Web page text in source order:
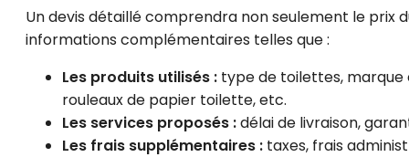
Un devis détaillé comprendra non seulement le prix
informations complémentaires telles que :
Les produits utilisés : type de toilettes, marque
rouleaux de papier toilette, etc.
Les services proposés :délai de livraison,
Les frais supplémentaires : taxes, frais